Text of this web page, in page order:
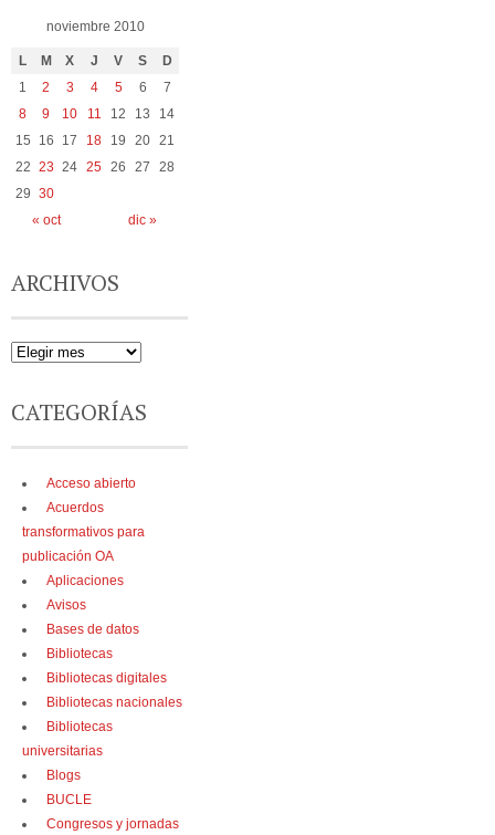
noviembre 2010
L M X J V S D
« oct dic »
1 2 3 4 5 6
7
8
9 10 11 12 13
14
15
16 17 18 19 20 21
22 23 24 25 26 27
28
29 30
ARCHIVOS
CATEGORÍAS
Acceso abierto
Acuerdos
transformativos para
publicación OA
Aplicaciones
Avisos
Bases de datos
Bibliotecas
Bibliotecas digitales
Bibliotecas nacionales
Bibliotecas
universitarias
Blogs
BUCLE
Congresos y jornadas